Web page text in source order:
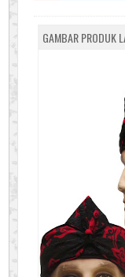
GAMBAR PRODUK